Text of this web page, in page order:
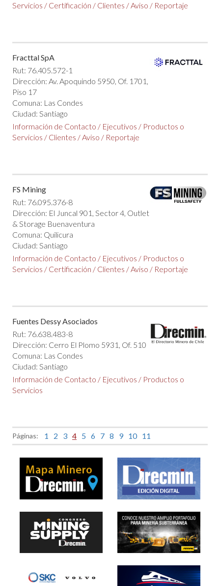
Servicios / Certificación / Clientes /Aviso / Reportaje
Fracttal SpA
Rut: 76.405.572-1
Dirección: Av. Apoquindo 5950, Of. 1701,
Piso 17
Comuna: Las Condes
Ciudad: Santiago
Información de Contacto / Ejecutivos / Productos o
Servicios / Clientes /Aviso / Reportaje
FS Mining
Rut: 76.095.376-8
Dirección: El Juncal 901, Sector 4, Outlet
& Storage Buenaventura
Comuna: Quilicura
Ciudad: Santiago
Información de Contacto / Ejecutivos / Productos o
Servicios / Certificación / Clientes /Aviso / Reportaje
Fuentes Dessy Asociados
Rut: 76.638.483-8
Dirección: Cerro El Plomo 5931, Of. 510
Comuna: Las Condes
Ciudad: Santiago
Información de Contacto / Ejecutivos / Productos o
Servicios
Páginas: 1 2 3 4 5 6 7 8 9 10 11